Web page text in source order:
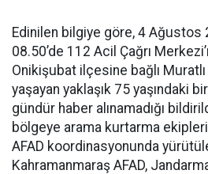
Edinilen bilgiye göre, 4 Ağustos
08.50’de 112 Acil Çağrı
Onikişubat ilçesine bağlı
yaşayan yaklaşık 75 yaşındaki
gündür haber alınamadığı
bölgeye arama kurtarma
AFAD koordinasyonunda
Kahramanmaraş AFAD,